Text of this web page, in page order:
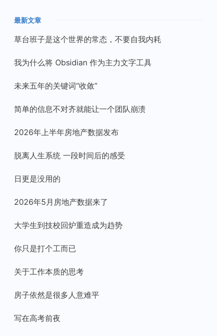
最新文章
草台班子是这个世界的常态，不要自我内耗
我为什么将 Obsidian 作为主力文字工具
未来五年的关键词“收敛”
简单的信息不对齐就能让一个团队崩溃
2026年上半年房地产数据发布
脱离人生系统 一段时间后的感受
日更是没用的
2026年5月房地产数据来了
大学生到技校回炉重造成为趋势
你只是打个工而已
关于工作本质的思考
房子依然是很多人意难平
写在高考前夜